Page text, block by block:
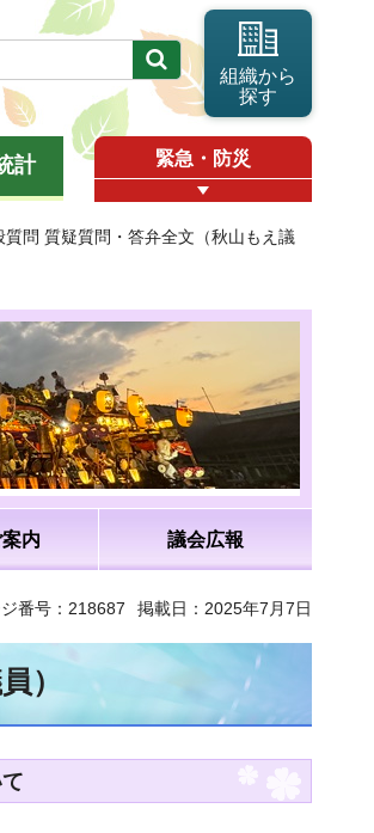
組織から
探す
計 緊急・防災
問 質疑質問・答弁全文（秋山もえ議
内 議会広報
番号：218687 掲載日：2025年7月7日
）